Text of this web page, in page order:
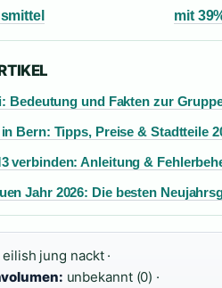
mit
Bedeutung und Fakten zur
Bern: Tipps, Preise & Stadtteile
verbinden: Anleitung &
Jahr 2026: Die besten
jung nackt ·
unbekannt (0) ·